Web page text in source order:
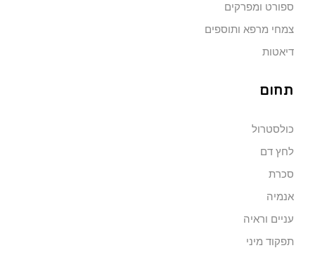
ספורט ומפרקים
צמחי מרפא ותוספים
דיאטות
תחום
כולסטרול
לחץ דם
סכרת
אנמיה
עניים וראיה
תפקוד מיני